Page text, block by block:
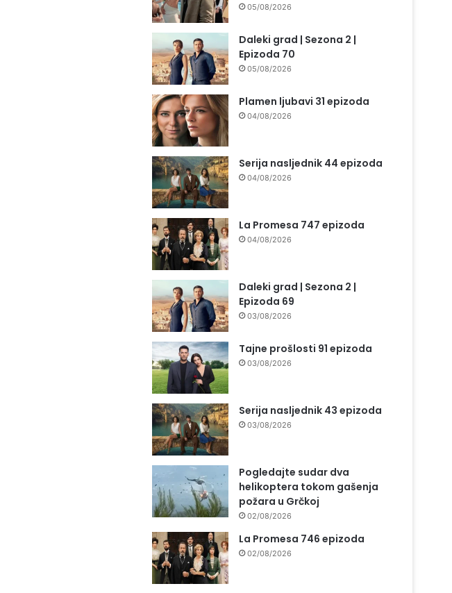
05/08/2026
Daleki grad | Sezona 2 |
Epizoda 70
05/08/2026
Plamen ljubavi 31 epizoda
04/08/2026
Serija nasljednik 44 epizoda
04/08/2026
La Promesa 747 epizoda
04/08/2026
Daleki grad | Sezona 2 |
Epizoda 69
03/08/2026
Tajne prošlosti 91 epizoda
03/08/2026
Serija nasljednik 43 epizoda
03/08/2026
Pogledajte sudar dva
helikoptera tokom gašenja
požara u Grčkoj
02/08/2026
La Promesa 746 epizoda
02/08/2026